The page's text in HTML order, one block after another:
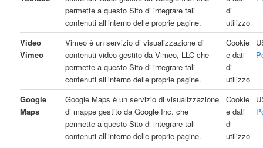
permette a questo Sito di integrare tali
contenuti all’interno delle proprie pagine.
di
utilizzo
Video
Vimeo
Vimeo è un servizio di visualizzazione di
contenuti video gestito da Vimeo, LLC che
permette a questo Sito di integrare tali
contenuti all’interno delle proprie pagine.
Cookie
e dati
di
utilizzo
Google
Maps
Google Maps è un servizio di visualizzazione
di mappe gestito da Google Inc. che
permette a questo Sito di integrare tali
contenuti all’interno delle proprie pagine.
Cookie
e dati
di
utilizzo